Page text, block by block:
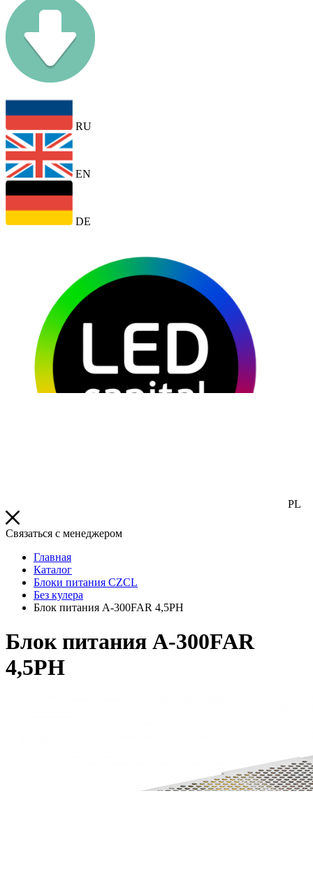
RU
EN
DE
PL
Связаться с менеджером
Главная
Каталог
Блоки питания CZCL
Без кулера
Блок питания A-300FAR 4,5PH
Блок питания A-300FAR
4,5PH